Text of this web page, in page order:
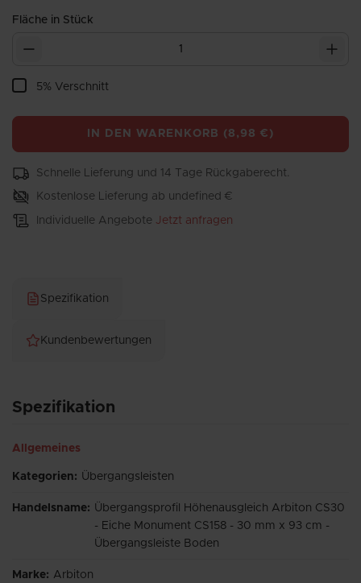
Fläche in Stück
5% Verschnitt
IN DEN WARENKORB ( 8,98 € )
Schnelle Lieferung und 14 Tage Rückgaberecht.
Kostenlose Lieferung ab undefined €
Individuelle Angebote Jetzt anfragen
Spezifikation
Kundenbewertungen
Spezifikation
Allgemeines
Kategorien: Übergangsleisten
Handelsname: Übergangsprofil Höhenausgleich Arbiton CS30
- Eiche Monument CS158 - 30 mm x 93 cm -
Übergangsleiste Boden
Marke: Arbiton